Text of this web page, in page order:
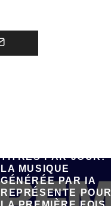
TITRES PAR JOUR:
LA MUSIQUE
GÉNÉRÉE PAR IA
REPRÉSENTE POUR